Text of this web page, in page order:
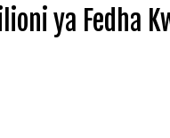
ya Fedha